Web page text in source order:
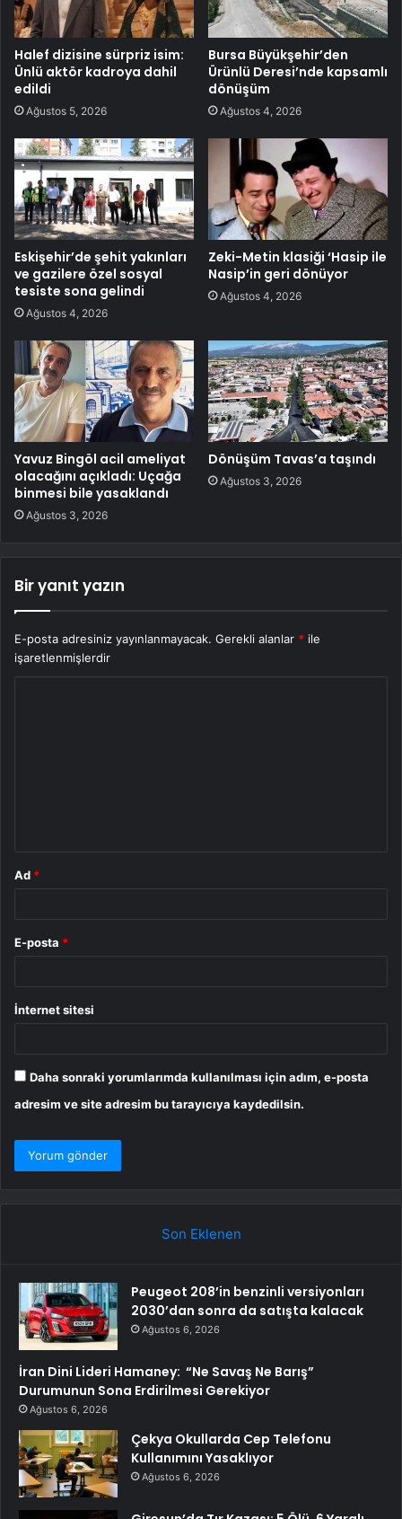
Halef dizisine sürpriz isim:
Ünlü aktör kadroya dahil
edildi
Ağustos 5, 2026
Bursa Büyükşehir’den
Ürünlü Deresi’nde kapsamlı
dönüşüm
Ağustos 4, 2026
Eskişehir’de şehit yakınları
ve gazilere özel sosyal
tesiste sona gelindi
Ağustos 4, 2026
Zeki-Metin klasiği ‘Hasip ile
Nasip’in geri dönüyor
Ağustos 4, 2026
Yavuz Bingöl acil ameliyat
olacağını açıkladı: Uçağa
binmesi bile yasaklandı
Ağustos 3, 2026
Dönüşüm Tavas’a taşındı
Ağustos 3, 2026
Bir yanıt yazın
E-posta adresiniz yayınlanmayacak. Gerekli alanlar * ile
işaretlenmişlerdir
Ad *
E-posta *
İnternet sitesi
Daha sonraki yorumlarımda kullanılması için adım, e-posta
adresim ve site adresim bu tarayıcıya kaydedilsin.
Son Eklenen
Peugeot 208’in benzinli versiyonları
2030’dan sonra da satışta kalacak
Ağustos 6, 2026
İran Dini Lideri Hamaney: “Ne Savaş Ne Barış”
Durumunun Sona Erdirilmesi Gerekiyor
Ağustos 6, 2026
Çekya Okullarda Cep Telefonu
Kullanımını Yasaklıyor
Ağustos 6, 2026